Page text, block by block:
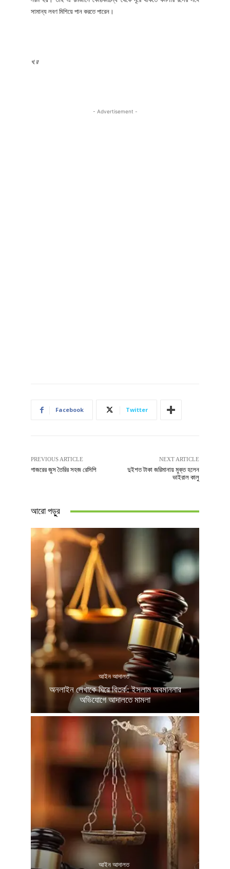
সামান্য লবণ মিশিয়ে পান করতে পারেন।
খ.র
- Advertisement -
Facebook Twitter
PREVIOUS ARTICLE
গাজরের জুস তৈরির সহজ রেসিপি
NEXT ARTICLE
দুইশত টাকা জরিমানায় মুক্ত হলেন
ভাইরাল কালু
আরো পড়ুুর
আইন আদালত
অনলাইন লেখাকে ঘিরে বিতর্ক: ইসলাম অবমাননার
অভিযোগে আদালতে মামলা
আইন আদালত